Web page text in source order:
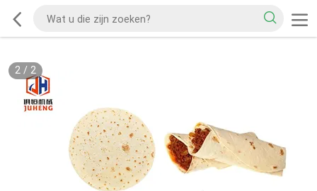
2/ 2